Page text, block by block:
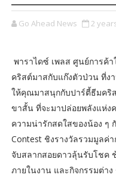
Go Ahead News 2
พาราไดซ์ เพลส ศูนย์การค้า
คริสต์มาสกับแก๊งตัวป่วน ที่ง
ให้คุณมาสนุกกับปาร์ตี้ธีมคริ
ขาสั้น ที่จะมาปล่อยพลังแห่ง
ความน่ารักสดใสของน้อง ๆ
Contest ชิงรางวัลรวมมูลค่
จับสลากสอยดาวลุ้นรับโชค
ภายในงาน และกิจกรรมต่า